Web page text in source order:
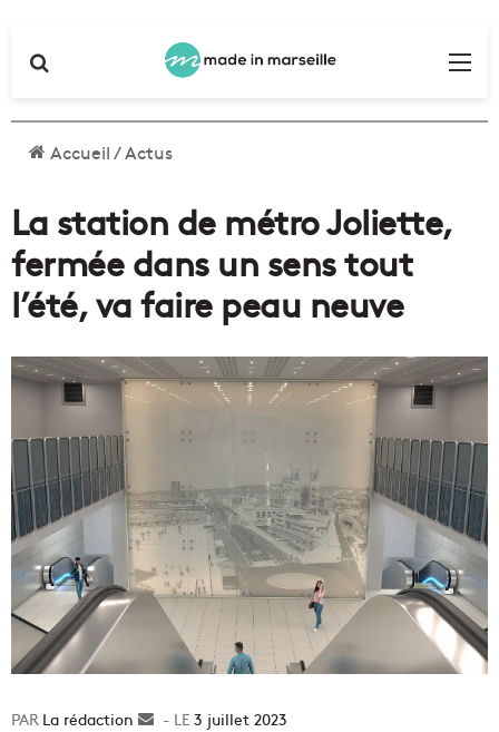
Accueil/Actus
La station de métro Joliette,
fermée dans un sens tout
l’été, va faire peau neuve
La rédaction
Envoyer3 juillet 2023